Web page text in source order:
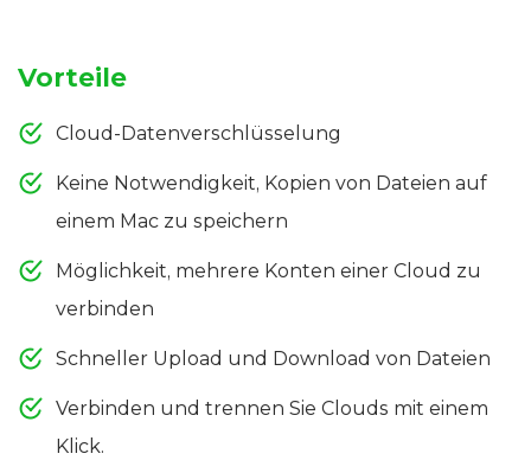
Vorteile
Cloud-Datenverschlüsselung
Keine Notwendigkeit, Kopien von Dateien auf
einem Mac zu speichern
Möglichkeit, mehrere Konten einer Cloud zu
verbinden
Schneller Upload und Download von Dateien
Verbinden und trennen Sie Clouds mit einem
Klick.